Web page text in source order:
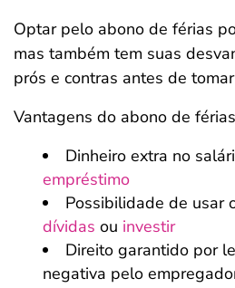
Optar pelo abono de férias
mas também tem suas
prós e contras antes de
Vantagens do abono de
Dinheiro extra no
empréstimo
Possibilidade de usar
dívidas ou investir
Direito garantido por
negativa pelo